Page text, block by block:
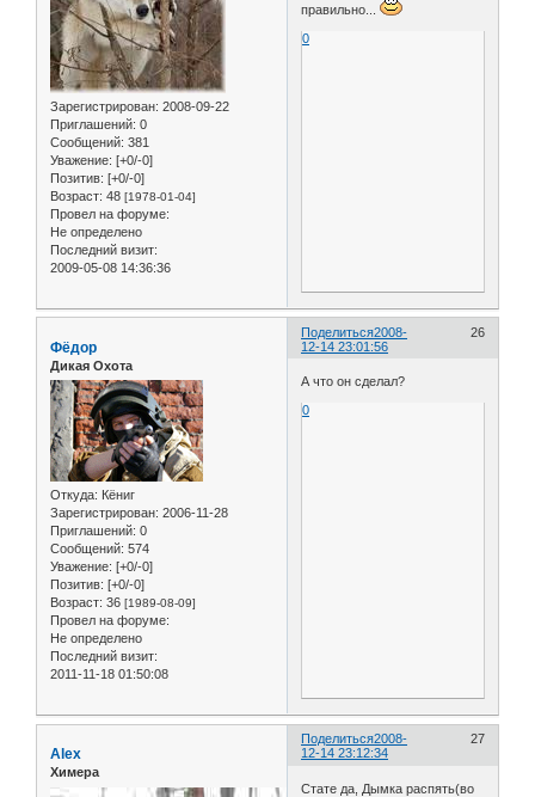
Зарегистрирован: 2008-09-22
Приглашений: 0
Сообщений: 381
Уважение: [+0/-0]
Позитив: [+0/-0]
Возраст: 48 [1978-01-04]
Провел на форуме:
Не определено
Последний визит:
2009-05-08 14:36:36
правильно...
0
Поделиться 26
2008-
12-14 23:01:56
Фёдор
Дикая Охота
Откуда: Кёниг
Зарегистрирован: 2006-11-28
Приглашений: 0
Сообщений: 574
Уважение: [+0/-0]
Позитив: [+0/-0]
Возраст: 36 [1989-08-09]
Провел на форуме:
Не определено
Последний визит:
2011-11-18 01:50:08
А что он сделал?
0
Поделиться 27
2008-
12-14 23:12:34
Alex
Химера
Стате да, Дымка распять(во